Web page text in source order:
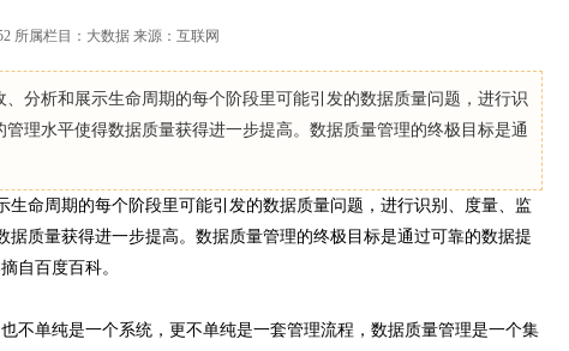
所属栏目：大数据 来源：互联网
分析和展示生命周期的每个阶段里可能引发的数据质量问题，进行识
理水平使得数据质量获得进一步提高。数据质量管理的终极目标是通
命周期的每个阶段里可能引发的数据质量问题，进行识别、度量、监
质量获得进一步提高。数据质量管理的终极目标是通过可靠的数据提
自百度百科。
不单纯是一个系统，更不单纯是一套管理流程，数据质量管理是一个集